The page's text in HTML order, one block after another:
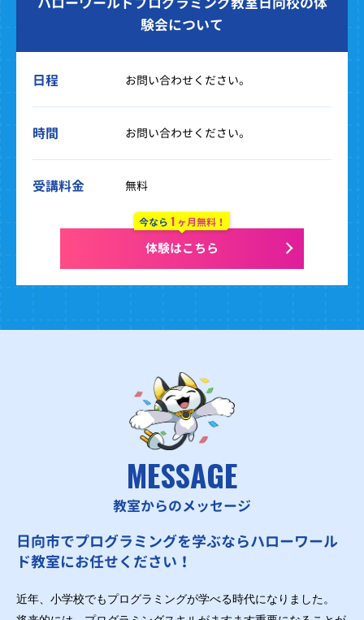
験会について
日程 お問い合わせください。
時間 お問い合わせください。
受講料金 無料
今なら 1 ヶ月無料！
体験はこちら
MESSAGE
教室からのメッセージ
日向市でプログラミングを学ぶならハローワール
ド教室にお任せください！
近年、小学校でもプログラミングが学べる時代になりました。